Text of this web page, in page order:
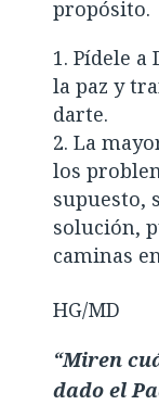
propósito.
Pídele a
la paz y
darte.
La
los
supuesto,
solución,
caminas
HG/MD
“Miren
dado el